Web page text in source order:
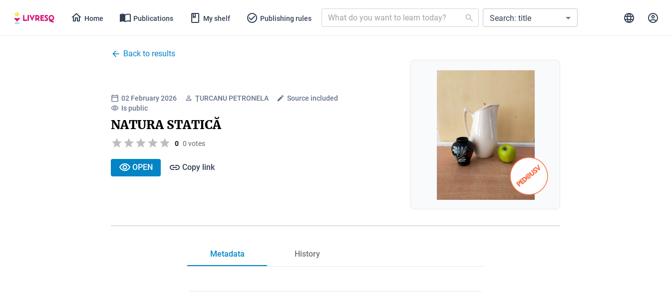
Home Publications My shelf Publishing rules Search: title
Back to results
02 February 2026 ȚURCANU PETRONELA
Source included
Is public
NATURA STATICĂ
0 0 votes
OPEN Copy link
Metadata History